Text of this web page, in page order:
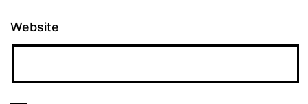
Website